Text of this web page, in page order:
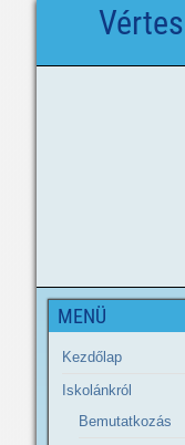
MENÜ
Kezdőlap
Iskolánkról
Bemutatkozás